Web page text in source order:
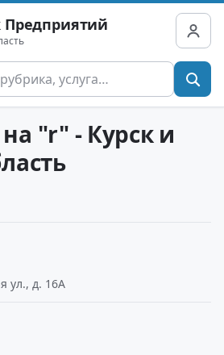
Предприятий
"r" - Курск и
ул., д. 16А